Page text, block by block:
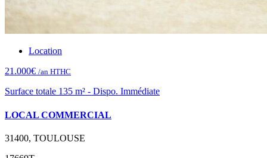
Location
21.000€ /an HTHC
Surface totale 135 m² - Dispo. Immédiate
LOCAL COMMERCIAL
31400, TOULOUSE